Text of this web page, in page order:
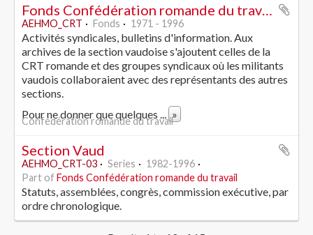
Fonds Confédération romande du travail
AEHMO_CRT Fonds 1971 - 1996
Activités syndicales, bulletins d'information. Aux
archives de la section vaudoise s'ajoutent celles de la
CRT romande et des groupes syndicaux où les militants
vaudois collaboraient avec des représentants des autres
sections.
Pour ne donner que quelques
»
Confédération romande du travail
Section Vaud
AEHMO_CRT-03 Series
1982-1996
Part ofFonds Confédération romande du travail
Statuts, assemblées, congrès, commission exécutive, par
ordre chronologique.